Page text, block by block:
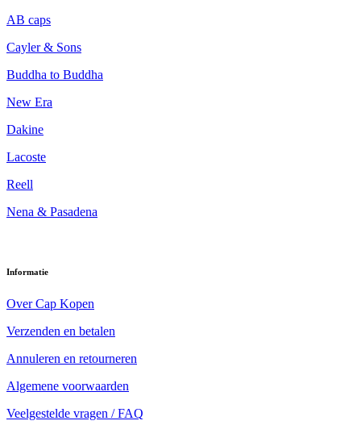
AB caps
Cayler & Sons
Buddha to Buddha
New Era
Dakine
Lacoste
Reell
Nena & Pasadena
Informatie
Over Cap Kopen
Verzenden en betalen
Annuleren en retourneren
Algemene voorwaarden
Veelgestelde vragen / FAQ